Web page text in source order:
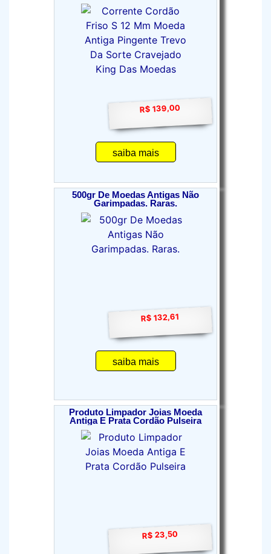
R$ 139,00
saiba mais
500gr De Moedas Antigas Não
Garimpadas. Raras.
R$ 132,61
saiba mais
Produto Limpador Joias Moeda
Antiga E Prata Cordão Pulseira
R$ 23,50